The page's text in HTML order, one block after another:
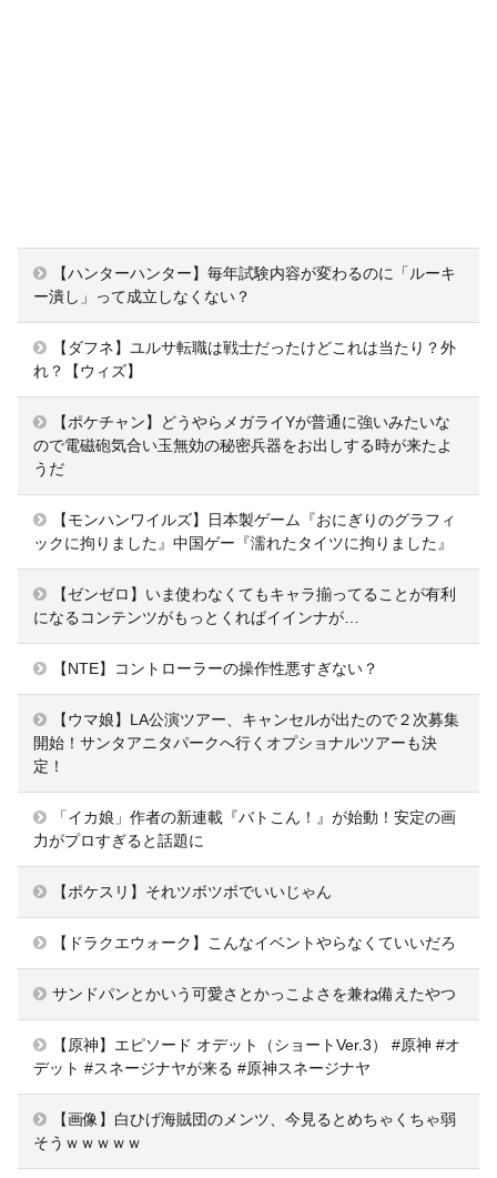
【ハンターハンター】毎年試験内容が変わるのに「ルーキ
ー潰し」って成立しなくない？
【ダフネ】ユルサ転職は戦士だったけどこれは当たり？外
れ？【ウィズ】
【ポケチャン】どうやらメガライYが普通に強いみたいな
ので電磁砲気合い玉無効の秘密兵器をお出しする時が来たよ
うだ
【モンハンワイルズ】日本製ゲーム『おにぎりのグラフィ
ックに拘りました』中国ゲー『濡れたタイツに拘りました』
【ゼンゼロ】いま使わなくてもキャラ揃ってることが有利
になるコンテンツがもっとくればイインナが…
【NTE】コントローラーの操作性悪すぎない？
【ウマ娘】LA公演ツアー、キャンセルが出たので２次募集
開始！サンタアニタパークへ行くオプショナルツアーも決
定！
「イカ娘」作者の新連載『バトこん！』が始動！安定の画
力がプロすぎると話題に
【ポケスリ】それツボツボでいいじゃん
【ドラクエウォーク】こんなイベントやらなくていいだろ
サンドパンとかいう可愛さとかっこよさを兼ね備えたやつ
【原神】エピソード オデット（ショートVer.3） #原神 #オ
デット #スネージナヤが来る #原神スネージナヤ
【画像】白ひげ海賊団のメンツ、今見るとめちゃくちゃ弱
そうｗｗｗｗｗ